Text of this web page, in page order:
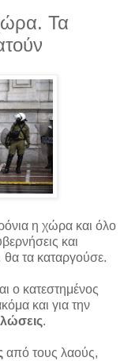
Τα
η χώρα και όλο
και
τα καταργούσε.
ο κατεστημένος
και για την
.
από τους λαούς,